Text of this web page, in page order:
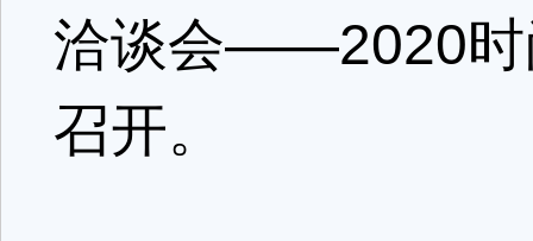
洽谈会——2020时
召开。